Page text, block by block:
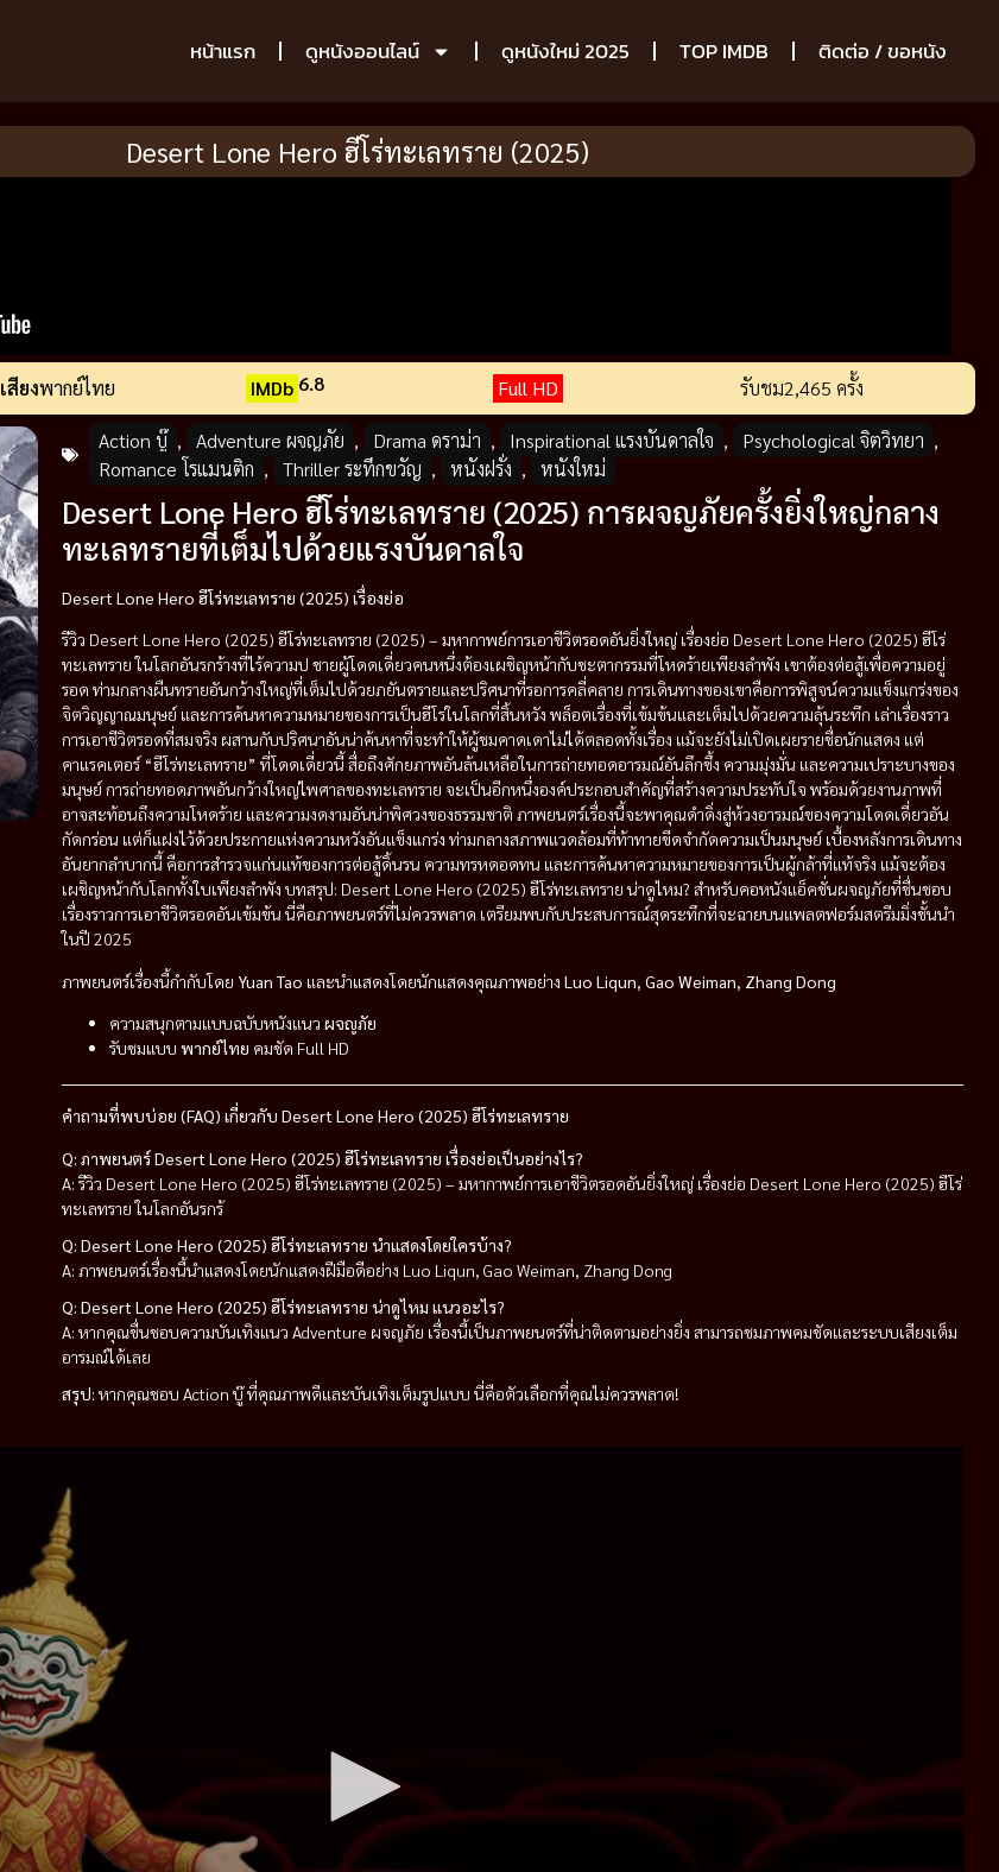
หน้าแรก ดูหนังออนไลน์ ดูหนังใหม่ 2025 TOP IMDB ติดต่อ / ขอหนัง
Desert Lone Hero ฮีโร่ทะเลทราย (2025)
เสียงพากย์ไทย IMDb 6.8 Full HD รับชม2,465 ครั้ง
Action บู๊ , Adventure ผจญภัย , Drama ดราม่า , Inspirational แรงบันดาลใจ , Psychological จิตวิทยา ,
Romance โรแมนติก , Thriller ระทึกขวัญ , หนังฝรั่ง , หนังใหม่
Desert Lone Hero ฮีโร่ทะเลทราย (2025) การผจญภัยครั้งยิ่งใหญ่กลาง
ทะเลทรายที่เต็มไปด้วยแรงบันดาลใจ
Desert Lone Hero ฮีโร่ทะเลทราย (2025) เรื่องย่อ
รีวิว Desert Lone Hero (2025) ฮีโร่ทะเลทราย (2025) – มหากาพย์การเอาชีวิตรอดอันยิ่งใหญ่ เรื่องย่อ Desert Lone Hero (2025) ฮีโร่
ทะเลทราย ในโลกอันรกร้างที่ไร้ความป ชายผู้โดดเดี่ยวคนหนึ่งต้องเผชิญหน้ากับชะตากรรมที่โหดร้ายเพียงลำพัง เขาต้องต่อสู้เพื่อความอยู่
รอด ท่ามกลางผืนทรายอันกว้างใหญ่ที่เต็มไปด้วยภยันตรายและปริศนาที่รอการคลี่คลาย การเดินทางของเขาคือการพิสูจน์ความแข็งแกร่งของ
จิตวิญญาณมนุษย์ และการค้นหาความหมายของการเป็นฮีโร่ในโลกที่สิ้นหวัง พล็อตเรื่องที่เข้มข้นและเต็มไปด้วยความลุ้นระทึก เล่าเรื่องราว
การเอาชีวิตรอดที่สมจริง ผสานกับปริศนาอันน่าค้นหาที่จะทำให้ผู้ชมคาดเดาไม่ได้ตลอดทั้งเรื่อง แม้จะยังไม่เปิดเผยรายชื่อนักแสดง แต่
คาแรคเตอร์ “ฮีโร่ทะเลทราย” ที่โดดเดี่ยวนี้ สื่อถึงศักยภาพอันล้นเหลือในการถ่ายทอดอารมณ์อันลึกซึ้ง ความมุ่งมั่น และความเปราะบางของ
มนุษย์ การถ่ายทอดภาพอันกว้างใหญ่ไพศาลของทะเลทราย จะเป็นอีกหนึ่งองค์ประกอบสำคัญที่สร้างความประทับใจ พร้อมด้วยงานภาพที่
อาจสะท้อนถึงความโหดร้าย และความงดงามอันน่าพิศวงของธรรมชาติ ภาพยนตร์เรื่องนี้จะพาคุณดำดิ่งสู่ห้วงอารมณ์ของความโดดเดี่ยวอัน
กัดกร่อน แต่ก็แฝงไว้ด้วยประกายแห่งความหวังอันแข็งแกร่ง ท่ามกลางสภาพแวดล้อมที่ท้าทายขีดจำกัดความเป็นมนุษย์ เบื้องหลังการเดินทาง
อันยากลำบากนี้ คือการสำรวจแก่นแท้ของการต่อสู้ดิ้นรน ความทรหดอดทน และการค้นหาความหมายของการเป็นผู้กล้าที่แท้จริง แม้จะต้อง
เผชิญหน้ากับโลกทั้งใบเพียงลำพัง บทสรุป: Desert Lone Hero (2025) ฮีโร่ทะเลทราย น่าดูไหม? สำหรับคอหนังแอ็คชั่นผจญภัยที่ชื่นชอบ
เรื่องราวการเอาชีวิตรอดอันเข้มข้น นี่คือภาพยนตร์ที่ไม่ควรพลาด เตรียมพบกับประสบการณ์สุดระทึกที่จะฉายบนแพลตฟอร์มสตรีมมิ่งชั้นนำ
ในปี 2025
ภาพยนตร์เรื่องนี้กำกับโดย Yuan Tao และนำแสดงโดยนักแสดงคุณภาพอย่าง Luo Liqun, Gao Weiman, Zhang Dong
ความสนุกตามแบบฉบับหนังแนว ผจญภัย
รับชมแบบ พากย์ไทย คมชัด Full HD
คำถามที่พบบ่อย (FAQ) เกี่ยวกับ Desert Lone Hero (2025) ฮีโร่ทะเลทราย
Q: ภาพยนตร์ Desert Lone Hero (2025) ฮีโร่ทะเลทราย เรื่องย่อเป็นอย่างไร?
A: รีวิว Desert Lone Hero (2025) ฮีโร่ทะเลทราย (2025) – มหากาพย์การเอาชีวิตรอดอันยิ่งใหญ่ เรื่องย่อ Desert Lone Hero (2025) ฮีโร่
ทะเลทราย ในโลกอันรกร้
Q: Desert Lone Hero (2025) ฮีโร่ทะเลทราย นำแสดงโดยใครบ้าง?
A: ภาพยนตร์เรื่องนี้นำแสดงโดยนักแสดงฝีมือดีอย่าง Luo Liqun, Gao Weiman, Zhang Dong
Q: Desert Lone Hero (2025) ฮีโร่ทะเลทราย น่าดูไหม แนวอะไร?
A: หากคุณชื่นชอบความบันเทิงแนว Adventure ผจญภัย เรื่องนี้เป็นภาพยนตร์ที่น่าติดตามอย่างยิ่ง สามารถชมภาพคมชัดและระบบเสียงเต็ม
อารมณ์ได้เลย
สรุป: หากคุณชอบ Action บู๊ ที่คุณภาพดีและบันเทิงเต็มรูปแบบ นี่คือตัวเลือกที่คุณไม่ควรพลาด!